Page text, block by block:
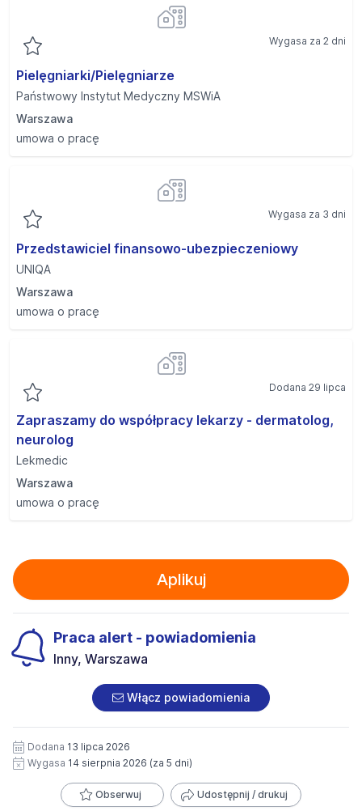
Pielęgniarki/Pielęgniarze
Państwowy Instytut Medyczny MSWiA
Warszawa
umowa o pracę
Wygasa za 2 dni
Przedstawiciel finansowo-ubezpieczeniowy
UNIQA
Warszawa
umowa o pracę
Wygasa za 3 dni
Zapraszamy do współpracy lekarzy - dermatolog,
neurolog
Lekmedic
Warszawa
umowa o pracę
Dodana 29 lipca
Aplikuj
Praca alert - powiadomienia
Inny, Warszawa
Włącz powiadomienia
Dodana 13 lipca 2026
Wygasa 14 sierpnia 2026 (za 5 dni)
Obserwuj Udostępnij / drukuj